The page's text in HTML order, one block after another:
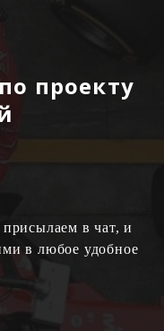
по проекту
в чат, и
в любое удобное